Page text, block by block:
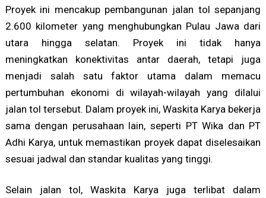
Proyek ini mencakup pembangunan jalan tol sepanjang
2.600 kilometer yang menghubungkan Pulau Jawa dari
utara hingga selatan. Proyek ini tidak hanya
meningkatkan konektivitas antar daerah, tetapi juga
menjadi salah satu faktor utama dalam memacu
pertumbuhan ekonomi di wilayah-wilayah yang dilalui
jalan tol tersebut. Dalam proyek ini, Waskita Karya bekerja
sama dengan perusahaan lain, seperti PT Wika dan PT
Adhi Karya, untuk memastikan proyek dapat diselesaikan
sesuai jadwal dan standar kualitas yang tinggi.
Selain jalan tol, Waskita Karya juga terlibat dalam